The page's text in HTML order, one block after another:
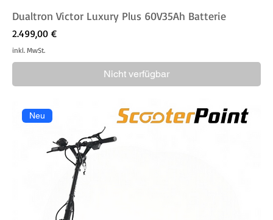
Dualtron Victor Luxury Plus 60V35Ah Batterie
Preis
2.499,00 €
inkl. MwSt.
Nicht verfügbar
Neu